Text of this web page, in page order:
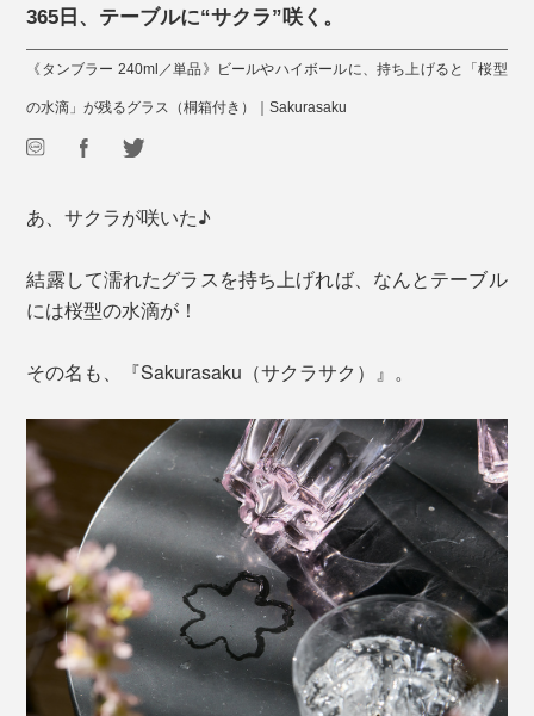
365日、テーブルに“サクラ”咲く。
《タンブラー 240ml／単品》ビールやハイボールに、持ち上げると「桜型
の水滴」が残るグラス（桐箱付き）｜Sakurasaku
あ、サクラが咲いた♪
結露して濡れたグラスを持ち上げれば、なんとテーブル
には桜型の水滴が！
その名も、『Sakurasaku（サクラサク）』。